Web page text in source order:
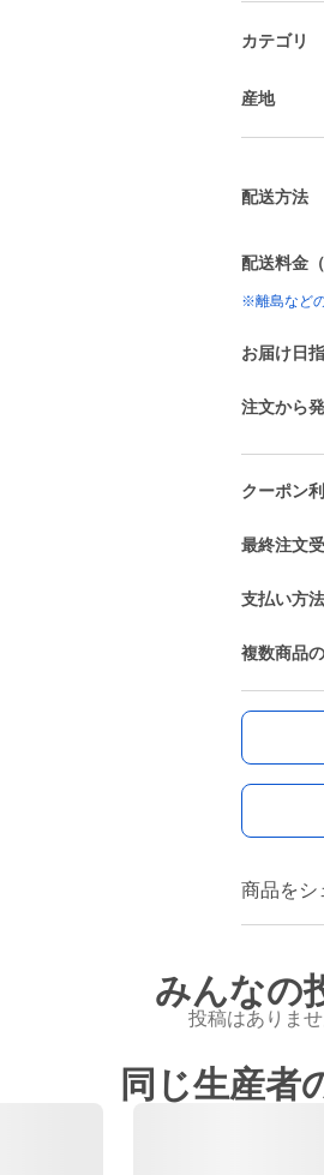
カテゴリ
産地
配送方法
配送料金（
※離島など
お届け日
注文から
クーポン
最終注文
支払い方法
複数商品
商品をシ
みんなの
投稿はありま
同じ生産者